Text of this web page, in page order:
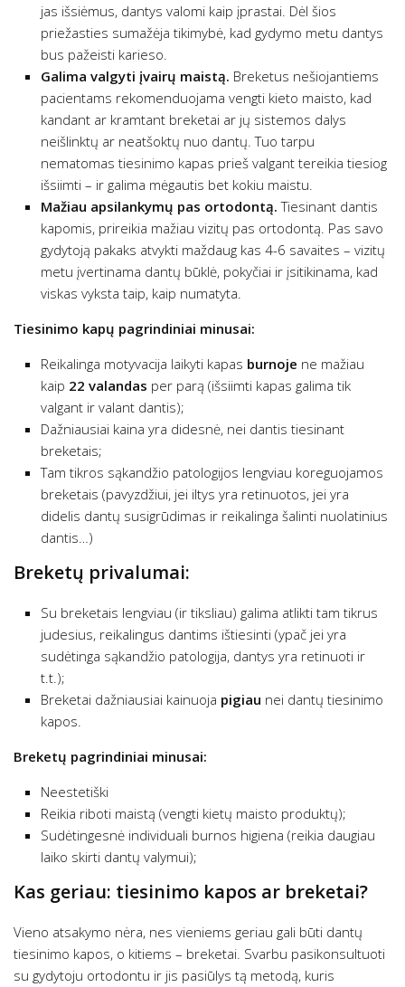
jas išsiėmus, dantys valomi kaip įprastai. Dėl šios
priežasties sumažėja tikimybė, kad gydymo metu dantys
bus pažeisti karieso.
Galima valgyti įvairų maistą. Breketus nešiojantiems
pacientams rekomenduojama vengti kieto maisto, kad
kandant ar kramtant breketai ar jų sistemos dalys
neišlinktų ar neatšoktų nuo dantų. Tuo tarpu
nematomas tiesinimo kapas prieš valgant tereikia tiesiog
išsiimti – ir galima mėgautis bet kokiu maistu.
Mažiau apsilankymų pas ortodontą. Tiesinant dantis
kapomis, prireikia mažiau vizitų pas ortodontą. Pas savo
gydytoją pakaks atvykti maždaug kas 4-6 savaites – vizitų
metu įvertinama dantų būklė, pokyčiai ir įsitikinama, kad
viskas vyksta taip, kaip numatyta.
Tiesinimo kapų pagrindiniai minusai:
Reikalinga motyvacija laikyti kapas burnoje ne mažiau
kaip 22 valandas per parą (išsiimti kapas galima tik
valgant ir valant dantis);
Dažniausiai kaina yra didesnė, nei dantis tiesinant
breketais;
Tam tikros sąkandžio patologijos lengviau koreguojamos
breketais (pavyzdžiui, jei iltys yra retinuotos, jei yra
didelis dantų susigrūdimas ir reikalinga šalinti nuolatinius
dantis…)
Breketų privalumai:
Su breketais lengviau (ir tiksliau) galima atlikti tam tikrus
judesius, reikalingus dantims ištiesinti (ypač jei yra
sudėtinga sąkandžio patologija, dantys yra retinuoti ir
t.t.);
Breketai dažniausiai kainuoja pigiau nei dantų tiesinimo
kapos.
Breketų pagrindiniai minusai:
Neestetiški
Reikia riboti maistą (vengti kietų maisto produktų);
Sudėtingesnė individuali burnos higiena (reikia daugiau
laiko skirti dantų valymui);
Kas geriau: tiesinimo kapos ar breketai?
Vieno atsakymo nėra, nes vieniems geriau gali būti dantų
tiesinimo kapos, o kitiems – breketai. Svarbu pasikonsultuoti
su gydytoju ortodontu ir jis pasiūlys tą metodą, kuris